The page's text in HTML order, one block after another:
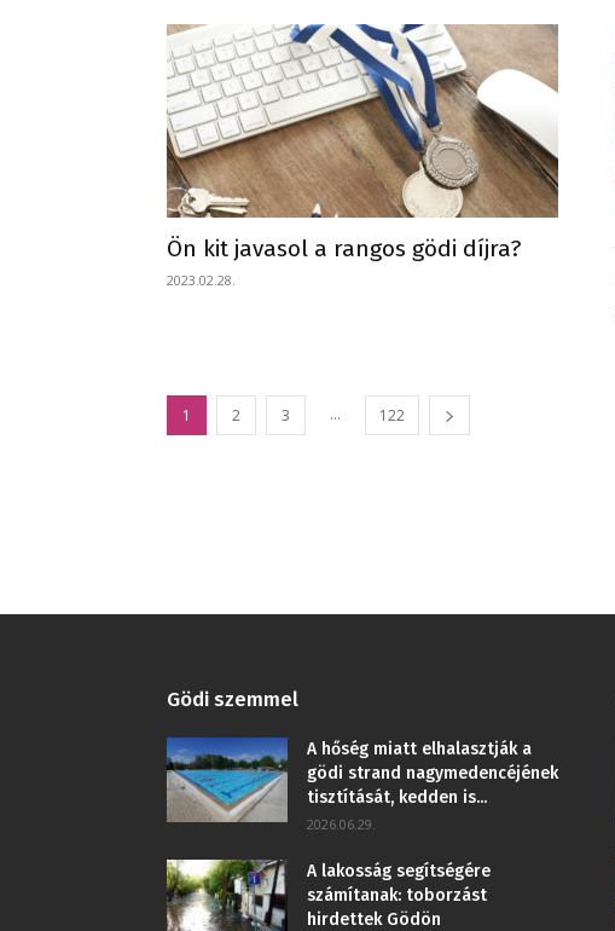
Ön kit javasol a rangos gödi díjra?
2023.02.28.
1 2 3 ... 122
Gödi szemmel
A hőség miatt elhalasztják a
gödi strand nagymedencéjének
tisztítását, kedden is...
2026.06.29.
A lakosság segítségére
számítanak: toborzást
hirdettek Gödön